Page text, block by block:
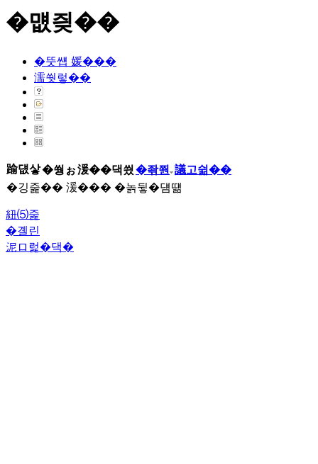
�먮즺��
�뚯썝 媛���
濡쒓렇��
踰덊샇�쒕ぉ湲��댁씠�좎쭨 議고쉶��
�깅줉�� 湲��� �놁뒿�덈떎
紐⑸줉
�곌린
泥ロ럹�댁�